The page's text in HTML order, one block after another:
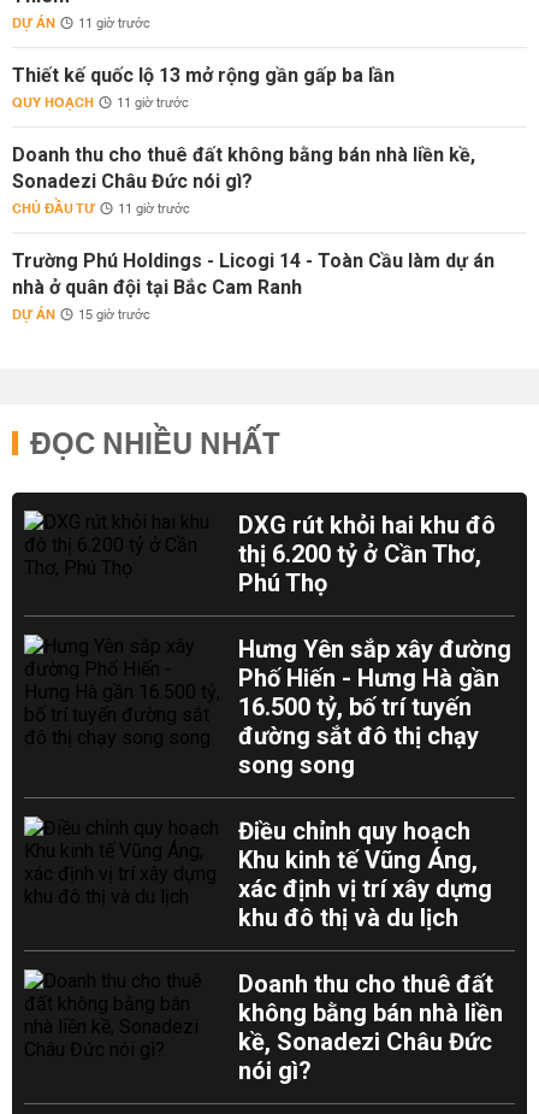
DỰ ÁN 11 giờ trước
Thiết kế quốc lộ 13 mở rộng gần gấp ba lần
QUY HOẠCH 11 giờ trước
Doanh thu cho thuê đất không bằng bán nhà liền kề,
Sonadezi Châu Đức nói gì?
CHỦ ĐẦU TƯ 11 giờ trước
Trường Phú Holdings - Licogi 14 - Toàn Cầu làm dự án
nhà ở quân đội tại Bắc Cam Ranh
DỰ ÁN 15 giờ trước
ĐỌC NHIỀU NHẤT
DXG rút khỏi hai khu đô
thị 6.200 tỷ ở Cần Thơ,
Phú Thọ
Hưng Yên sắp xây đường
Phố Hiến - Hưng Hà gần
16.500 tỷ, bố trí tuyến
đường sắt đô thị chạy
song song
Điều chỉnh quy hoạch
Khu kinh tế Vũng Áng,
xác định vị trí xây dựng
khu đô thị và du lịch
Doanh thu cho thuê đất
không bằng bán nhà liền
kề, Sonadezi Châu Đức
nói gì?